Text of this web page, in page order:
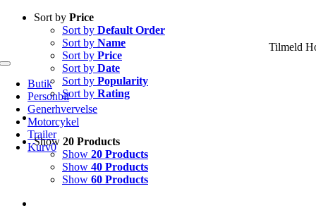
Skip
Tilmeld
Toggle
Navigation
Butik
Personbil
Generhvervelse
Motorcykel
Trailer
Kurv0
Sort by Price
Sort by Default Order
Sort by Name
Sort by Price
Sort by Date
Sort by Popularity
Sort by Rating
Show 20 Products
Show 20 Products
Show 40 Products
Show 60 Products